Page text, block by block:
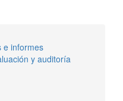
e informes
y auditoría